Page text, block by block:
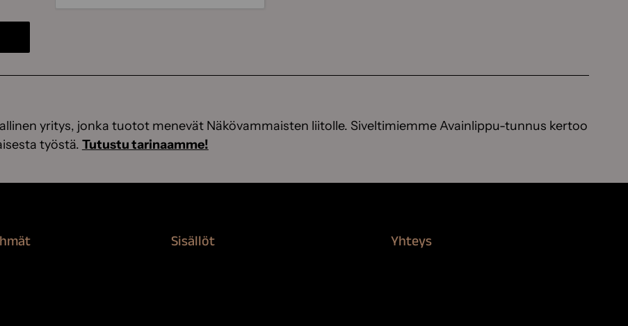
yritys, jonka tuotot menevät Näkövammaisten liitolle. Siveltimiemme Avainlippu-tunnus kertoo
työstä. Tutustu tarinaamme!
Sisällöt Yhteys